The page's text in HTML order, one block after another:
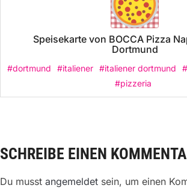
Speisekarte von BOCCA Pizza
Dortmund
#dortmund #italiener #italiener dortmund
#pizzeria
SCHREIBE EINEN
Du musst angemeldet sein, um einen